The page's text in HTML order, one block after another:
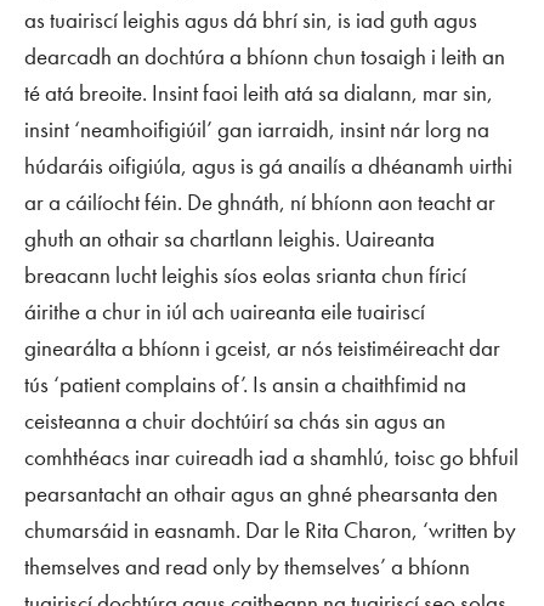
as tuairiscí leighis agus dá bhrí sin, is iad guth agus
dearcadh an dochtúra a bhíonn chun tosaigh i leith an
té atá breoite. Insint faoi leith atá sa dialann, mar sin,
insint ‘neamhoifigiúil’ gan iarraidh, insint nár lorg na
húdaráis oifigiúla, agus is gá anailís a dhéanamh uirthi
ar a cáilíocht féin. De ghnáth, ní bhíonn aon teacht ar
ghuth an othair sa chartlann leighis. Uaireanta
breacann lucht leighis síos eolas srianta chun fíricí
áirithe a chur in iúl ach uaireanta eile tuairiscí
ginearálta a bhíonn i gceist, ar nós teistiméireacht dar
tús ‘patient complains of’. Is ansin a chaithfimid na
ceisteanna a chuir dochtúirí sa chás sin agus an
comhthéacs inar cuireadh iad a shamhlú, toisc go bhfuil
pearsantacht an othair agus an ghné phearsanta den
chumarsáid in easnamh. Dar le Rita Charon, ‘written by
themselves and read only by themselves’ a bhíonn